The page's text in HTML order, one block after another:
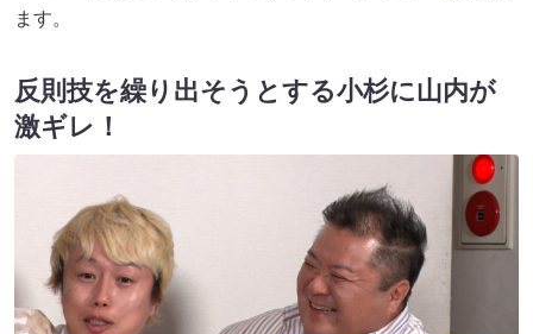
ます。
反則技を繰り出そうとする小杉に山内が
激ギレ！